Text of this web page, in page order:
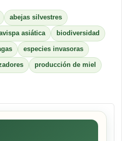
abejas silvestres
asiática biodiversidad
especies invasoras
producción de miel